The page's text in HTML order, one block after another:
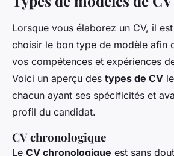
Lorsque vous élaborez un CV, il
choisir le bon type de modèle afin
vos compétences et expériences
Voici un aperçu des types de CV
chacun ayant ses spécificités et
profil du candidat.
CV chronologique
Le CV chronologique est sans